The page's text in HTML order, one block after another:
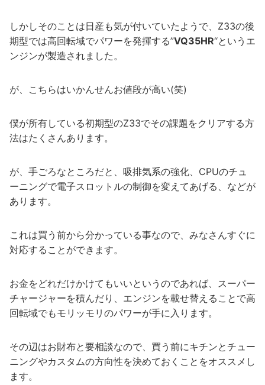
しかしそのことは日産も気が付いていたようで、Z33の後
期型では高回転域でパワーを発揮する”VQ35HR“というエ
ンジンが製造されました。
が、こちらはいかんせんお値段が高い(笑)
僕が所有している初期型のZ33でその課題をクリアする方
法はたくさんあります。
が、手ごろなところだと、吸排気系の強化、CPUのチュ
ーニングで電子スロットルの制御を変えてあげる、などが
あります。
これは買う前から分かっている事なので、みなさんすぐに
対応することができます。
お金をどれだけかけてもいいというのであれば、スーパー
チャージャーを積んだり、エンジンを載せ替えることで高
回転域でもモリッモリのパワーが手に入ります。
その辺はお財布と要相談なので、買う前にキチンとチュー
ニングやカスタムの方向性を決めておくことをオススメし
ます。